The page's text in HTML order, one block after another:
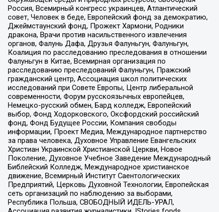
Россия, Всемирный конгресс украинцев, Атлантический
совет, Человек в беде, Европейский фонд за демократию,
Джеймстаунский фонд, Прожект Хармони, Родники
дракона, Врачи против насильственного извлечения
органов, Фалунь Дафа, Друзья Фалуньгун, Фалуньгун,
Коалиция по расследованию преследования в отношении
Фалуньгун в Китае, Всемирная организация по
расследованию преследований Фалуньгун, Пражский
гражданский центр, Ассоциация школ политических
исследований при Совете Европы, Центр либеральной
современности, Форум русскоязычных европейцев,
Немецко-русский обмен, Бард колледж, Европейский
выбор, Фонд Ходорковского, Оксфордский российский
фонд, Фонд Будущее России, Компания свободы
информации, Проект Медиа, Международное партнерство
за права человека, Духовное Управление Евангельских
Христиан Украинской Христианской Церкви, Новое
Поколение, Духовное Учебное Заведение Международный
Библейский Колледж, Международное христианское
движение, Всемирный Институт Саентологических
Предприятий, Церковь Духовной Технологии, Европейская
сеть организаций по наблюдению за выборами,
Республика Польша, СВОБОДНЫЙ ИДЕЛЬ-УРАЛ,